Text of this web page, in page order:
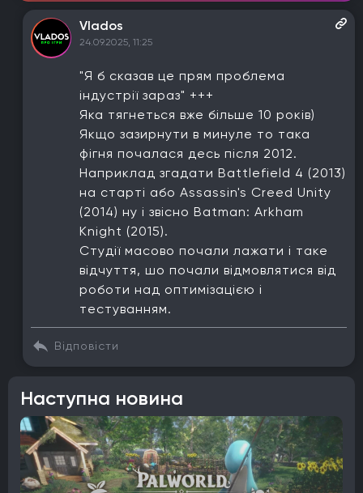
Vlados
24.09.2025, 11:25
"Я б сказав це прям проблема
індустрії зараз" +++
Яка тягнеться вже більше 10 років)
Якщо зазирнути в минуле то така
фігня почалася десь після 2012.
Наприклад згадати Battlefield 4 (2013)
на старті або Assassin's Creed Unity
(2014) ну і звісно Batman: Arkham
Knight (2015).
Студії масово почали лажати і таке
відчуття, шо почали відмовлятися від
роботи над оптимізацією і
тестуванням.
Відповісти
Наступна новина